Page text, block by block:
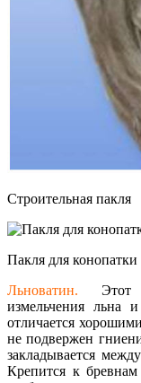
Строительная пакля
Пакля для конопатки
Льноватин. Этот
измельчения льна
отличается
не подвержен
закладывается
Крепится к